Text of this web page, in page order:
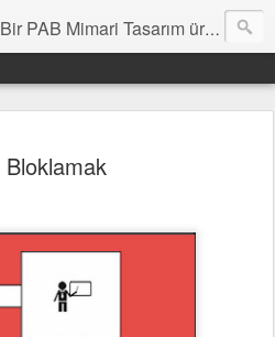
Bir PAB Mimari Tasarım üretimidir. Katkılara açıktır.
Bloklamak